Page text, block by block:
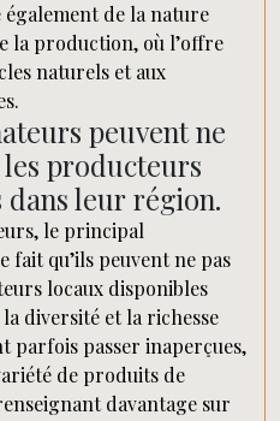
de la nature
la production, où l’offre
naturels et aux
peuvent ne
producteurs
leur région.
le principal
fait qu’ils peuvent ne pas
locaux disponibles
diversité et la richesse
parfois passer inaperçues,
de produits de
davantage sur